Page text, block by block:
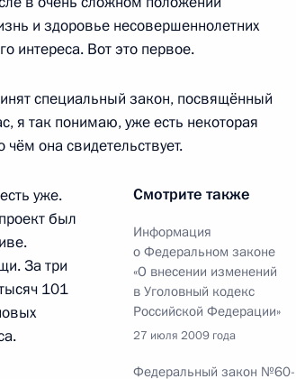
в авиационно-
Шорина с 70-
и о внесении
Российской
и здоровье несовершеннолетних
интереса. Вот это первое.
специальный закон, посвящённый
я так понимаю, уже есть некоторая
она свидетельствует.
Смотрите также
Информация
о Федеральном законе
«О внесении изменений
в Уголовный кодекс
Российской Федерации»
27 июля 2009 года
Федеральный закон №60-
уже.
был
За три
101